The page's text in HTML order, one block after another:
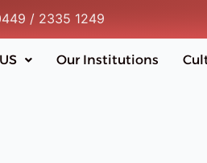
/ 2335 1249
Our Institutions